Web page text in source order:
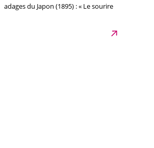
adages du Japon (1895) : « Le sourire